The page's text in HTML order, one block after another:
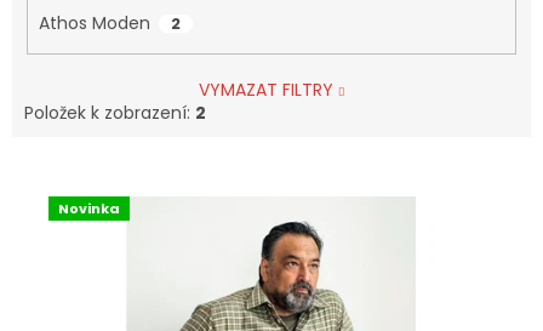
Athos Moden 2
VYMAZAT FILTRY
Položek k zobrazení: 2
Novinka